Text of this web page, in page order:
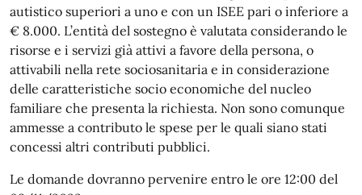
autistico superiori a uno e con un ISEE pari o inferiore a
€ 8.000. L’entità del sostegno è valutata considerando le
risorse e i servizi già attivi a favore della persona, o
attivabili nella rete sociosanitaria e in considerazione
delle caratteristiche socio economiche del nucleo
familiare che presenta la richiesta. Non sono comunque
ammesse a contributo le spese per le quali siano stati
concessi altri contributi pubblici.
Le domande dovranno pervenire entro le ore 12:00 del